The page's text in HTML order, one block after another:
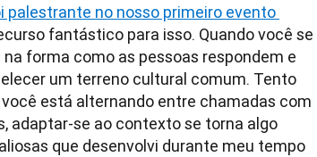
palestrante no nosso primeiro evento
fantástico para isso. Quando você se
forma como as pessoas respondem e
um terreno cultural comum. Tento
está alternando entre chamadas com
adaptar-se ao contexto se torna algo
que desenvolvi durante meu tempo